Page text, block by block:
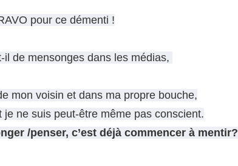
pour ce démenti !
il de mensonges dans les médias,
mon voisin et dans ma propre bouche,
je ne suis peut-être même pas conscient.
/penser, c’est déjà commencer à mentir?